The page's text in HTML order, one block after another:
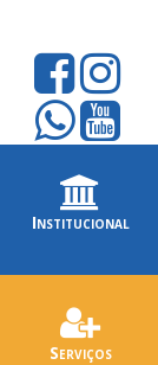
Institucional
Serviços